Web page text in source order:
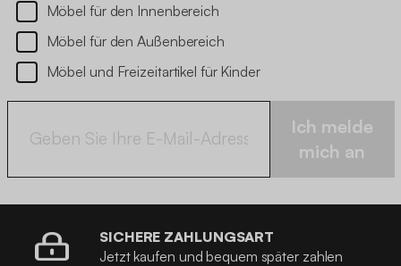
Möbel für den Innenbereich
Möbel für den Außenbereich
Möbel und Freizeitartikel für Kinder
Ich melde
mich an
SICHERE ZAHLUNGSART
Jetzt kaufen und bequem später zahlen